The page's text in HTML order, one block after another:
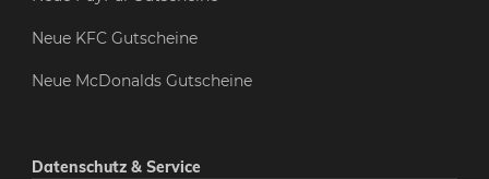
Neue KFC Gutscheine
Neue McDonalds Gutscheine
Datenschutz & Service